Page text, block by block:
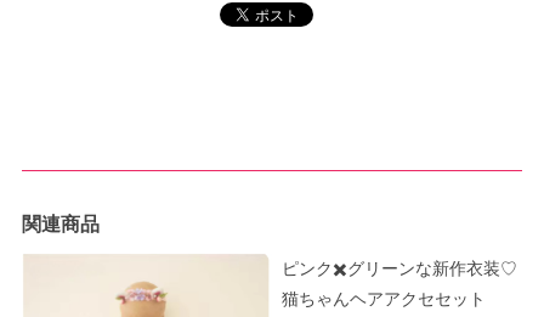
関連商品
ピンク✖️グリーンな新作衣装♡
猫ちゃんヘアアクセセット